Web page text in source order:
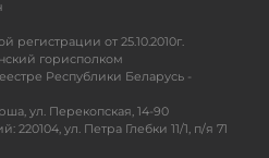
регистрации от 25.10.2010г.
горисполком
Республики Беларусь -
ул. Перекопская, 14-90
ул. Петра Глебки 11/1, п/я 71